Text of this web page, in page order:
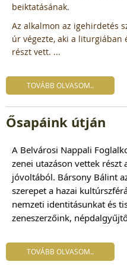
beiktatásának.
Az alkalmon az igehirdetés
úr végezte, aki a liturgiában
részt vett. ...
TOVÁBB OLVASOM..
Ősapáink útján
A Belvárosi Nappali
zenei utazáson vettek részt
jóvoltából. Bársony Bálint
szerepet a hazai
nemzeti identitásunkat és
zeneszerzőink,
TOVÁBB OLVASOM..